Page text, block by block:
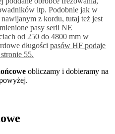
itp. Podobnie jak w
nawijanym z kordu, tutaj też jest
pasy serii NE
od 250 do 4800 mm w
długości pasów HF podaje
55.
obliczamy i dobieramy na